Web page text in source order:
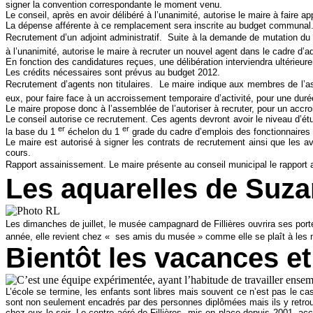
signer la convention correspondante le moment venu.
Le conseil, après en avoir délibéré à l’unanimité, autorise le maire à faire
La dépense afférente à ce remplacement sera inscrite au budget communal.
Recrutement d’un adjoint administratif.  Suite à la demande de mutation
à l’unanimité, autorise le maire à recruter un nouvel agent dans le cadre
En fonction des candidatures reçues, une délibération interviendra
Les crédits nécessaires sont prévus au budget 2012.
Recrutement d’agents non titulaires.  Le maire indique aux membres
eux, pour faire face à un accroissement temporaire d’activité, pour une
Le maire propose donc à l’assemblée de l’autoriser à recruter, pour un
Le conseil autorise ce recrutement. Ces agents devront avoir le niveau
la base du 1 er échelon du 1 er grade du cadre d’emplois des
Le maire est autorisé à signer les contrats de recrutement ainsi que les
cours.
Rapport assainissement. Le maire présente au conseil municipal le
Les aquarelles de
Les dimanches de juillet, le musée campagnard de Fillières ouvrira ses
année, elle revient chez « ses amis du musée » comme elle se plaît à
Bientôt les vacances
L’école se termine, les enfants sont libres mais souvent ce n’est pas le
sont non seulement encadrés par des personnes diplômées mais ils y